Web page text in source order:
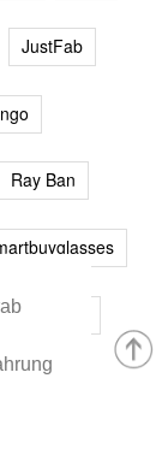
JustFab
Ray Ban
Younique